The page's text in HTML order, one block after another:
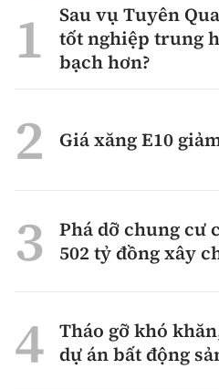
Sau vụ Tuyên
tốt nghiệp trung
bạch hơn?
Giá xăng E10
Phá dỡ chung cư
502 tỷ đồng xây
Tháo gỡ khó
dự án bất động